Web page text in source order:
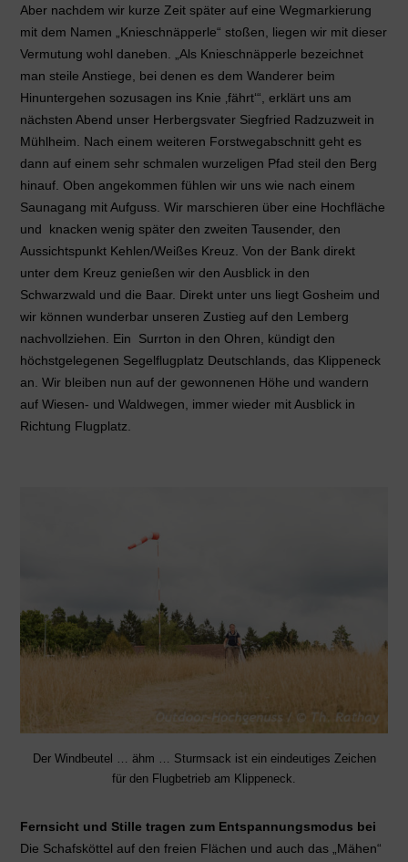
Aber nachdem wir kurze Zeit später auf eine Wegmarkierung
mit dem Namen „Knieschnäpperle“ stoßen, liegen wir mit dieser
Vermutung wohl daneben. „Als Knieschnäpperle bezeichnet
man steile Anstiege, bei denen es dem Wanderer beim
Hinuntergehen sozusagen ins Knie ‚fährt‘“, erklärt uns am
nächsten Abend unser Herbergsvater Siegfried Radzuzweit in
Mühlheim. Nach einem weiteren Forstwegabschnitt geht es
dann auf einem sehr schmalen wurzeligen Pfad steil den Berg
hinauf. Oben angekommen fühlen wir uns wie nach einem
Saunagang mit Aufguss. Wir marschieren über eine Hochfläche
und knacken wenig später den zweiten Tausender, den
Aussichtspunkt Kehlen/Weißes Kreuz. Von der Bank direkt
unter dem Kreuz genießen wir den Ausblick in den
Schwarzwald und die Baar. Direkt unter uns liegt Gosheim und
wir können wunderbar unseren Zustieg auf den Lemberg
nachvollziehen. Ein Surrton in den Ohren, kündigt den
höchstgelegenen Segelflugplatz Deutschlands, das Klippeneck
an. Wir bleiben nun auf der gewonnenen Höhe und wandern
auf Wiesen- und Waldwegen, immer wieder mit Ausblick in
Richtung Flugplatz.
Der Windbeutel … ähm … Sturmsack ist ein eindeutiges Zeichen
für den Flugbetrieb am Klippeneck.
Fernsicht und Stille tragen zum Entspannungsmodus bei
Die Schafsköttel auf den freien Flächen und auch das „Mähen“